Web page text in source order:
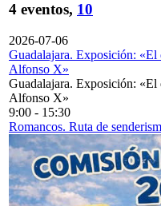
4 eventos, 10
2026-07-06
Guadalajara. Exposición:
Alfonso X»
Guadalajara. Exposición:
Alfonso X»
9:00 - 15:30
Romancos. Ruta de